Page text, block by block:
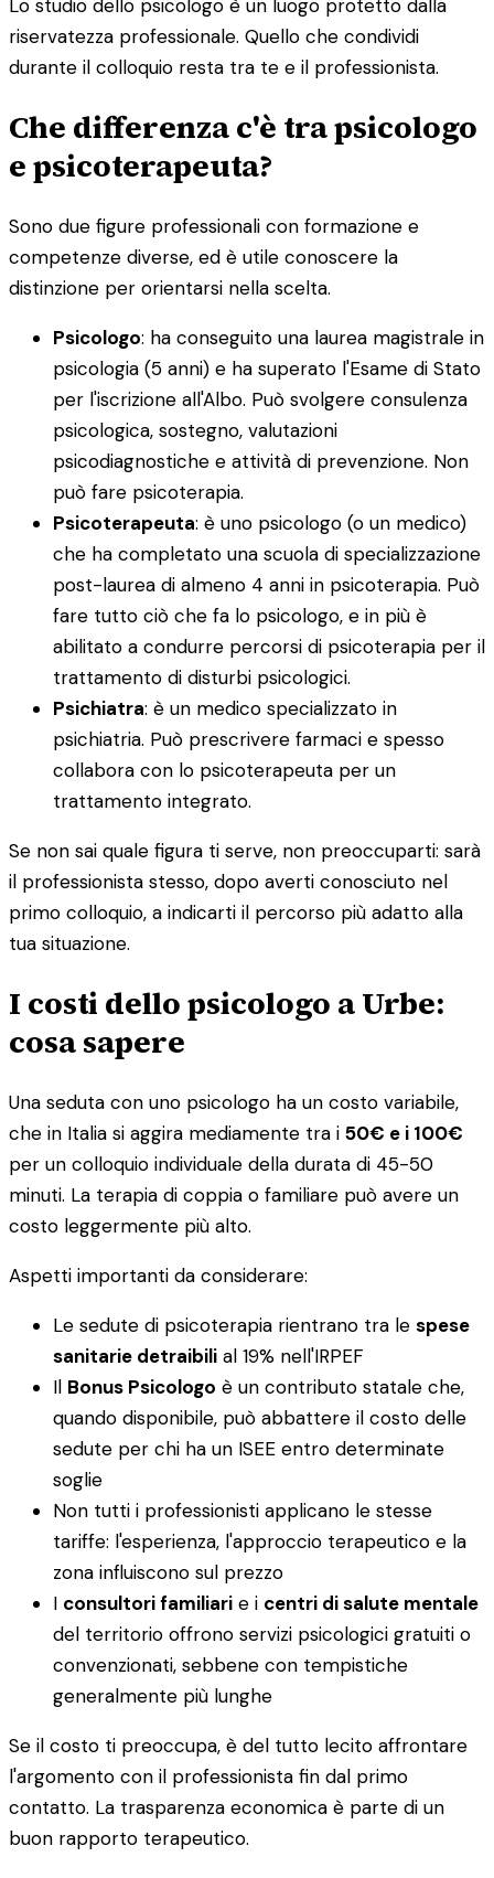
Lo studio dello psicologo è un luogo protetto dalla
riservatezza professionale. Quello che condividi
durante il colloquio resta tra te e il professionista.
Che differenza c'è tra psicologo
e psicoterapeuta?
Sono due figure professionali con formazione e
competenze diverse, ed è utile conoscere la
distinzione per orientarsi nella scelta.
Psicologo: ha conseguito una laurea magistrale in
psicologia (5 anni) e ha superato l'Esame di Stato
per l'iscrizione all'Albo. Può svolgere consulenza
psicologica, sostegno, valutazioni
psicodiagnostiche e attività di prevenzione. Non
può fare psicoterapia.
Psicoterapeuta: è uno psicologo (o un medico)
che ha completato una scuola di specializzazione
post-laurea di almeno 4 anni in psicoterapia. Può
fare tutto ciò che fa lo psicologo, e in più è
abilitato a condurre percorsi di psicoterapia per il
trattamento di disturbi psicologici.
Psichiatra: è un medico specializzato in
psichiatria. Può prescrivere farmaci e spesso
collabora con lo psicoterapeuta per un
trattamento integrato.
Se non sai quale figura ti serve, non preoccuparti: sarà
il professionista stesso, dopo averti conosciuto nel
primo colloquio, a indicarti il percorso più adatto alla
tua situazione.
I costi dello psicologo a Urbe:
cosa sapere
Una seduta con uno psicologo ha un costo variabile,
che in Italia si aggira mediamente tra i 50€ e i 100€
per un colloquio individuale della durata di 45-50
minuti. La terapia di coppia o familiare può avere un
costo leggermente più alto.
Aspetti importanti da considerare:
Le sedute di psicoterapia rientrano tra le spese
sanitarie detraibili al 19% nell'IRPEF
Il Bonus Psicologo è un contributo statale che,
quando disponibile, può abbattere il costo delle
sedute per chi ha un ISEE entro determinate
soglie
Non tutti i professionisti applicano le stesse
tariffe: l'esperienza, l'approccio terapeutico e la
zona influiscono sul prezzo
I consultori familiari e i centri di salute mentale
del territorio offrono servizi psicologici gratuiti o
convenzionati, sebbene con tempistiche
generalmente più lunghe
Se il costo ti preoccupa, è del tutto lecito affrontare
l'argomento con il professionista fin dal primo
contatto. La trasparenza economica è parte di un
buon rapporto terapeutico.